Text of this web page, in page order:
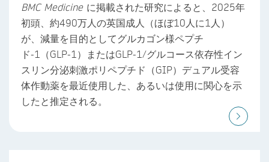
BMC Medicine に掲載された研究によると、2025年
初頭、約490万人の英国成人（ほぼ10人に1人）
が、減量を目的としてグルカゴン様ペプチ
ド-1（GLP-1）またはGLP-1/グルコース依存性イン
スリン分泌刺激ポリペプチド（GIP）デュアル受容
体作動薬を最近使用した、あるいは使用に関心を示
したと推定される。